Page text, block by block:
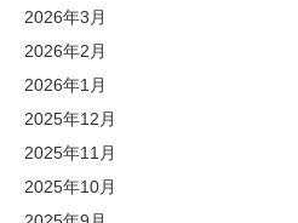
2026年3月
2026年2月
2026年1月
2025年12月
2025年11月
2025年10月